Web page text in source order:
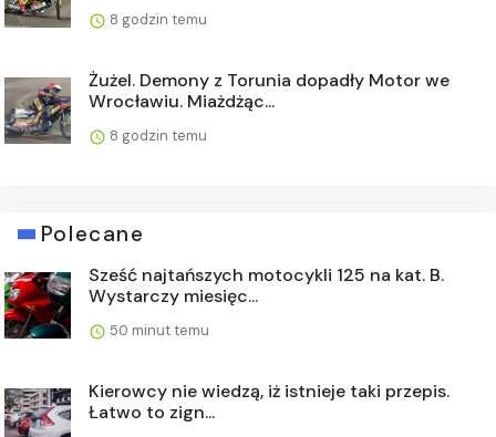
8 godzin temu
Żużel. Demony z Torunia dopadły Motor we
Wrocławiu. Miażdżąc...
8 godzin temu
Polecane
Sześć najtańszych motocykli 125 na kat. B.
Wystarczy miesięc...
50 minut temu
Kierowcy nie wiedzą, iż istnieje taki przepis.
Łatwo to zign...